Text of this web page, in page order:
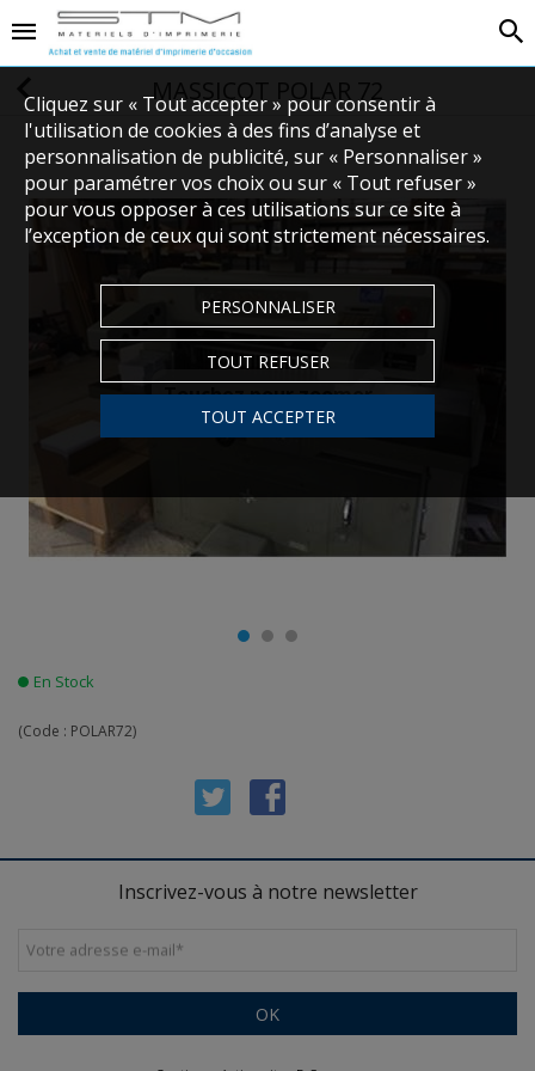
MASSICOT POLAR 72
Touchez pour zoomer
En Stock
(Code : POLAR72)
Cliquez sur « Tout accepter » pour consentir à
l'utilisation de cookies à des fins d’analyse et
personnalisation de publicité, sur « Personnaliser »
pour paramétrer vos choix ou sur « Tout refuser »
pour vous opposer à ces utilisations sur ce site à
l’exception de ceux qui sont strictement nécessaires.
PERSONNALISER
TOUT REFUSER
TOUT ACCEPTER
Inscrivez-vous à notre newsletter
Votre adresse e-mail*
OK